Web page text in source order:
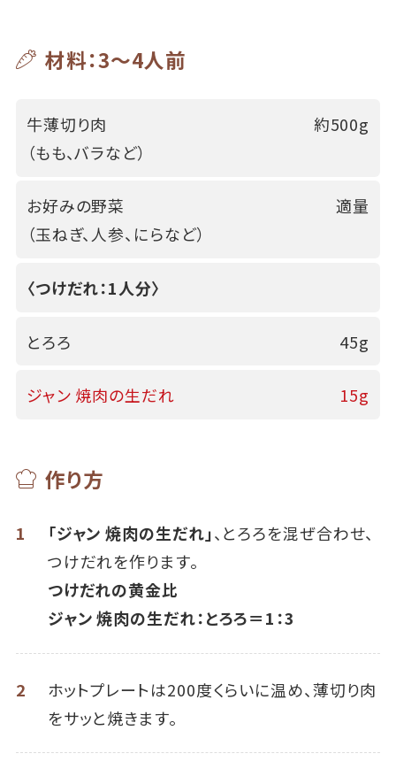
材料：3～4人前
牛薄切り肉
（もも、バラなど）
約500g
お好みの野菜
（玉ねぎ、人参、にらなど）
適量
〈つけだれ：1人分〉
とろろ 45g
ジャン 焼肉の生だれ 15g
作り方
1 「ジャン 焼肉の生だれ」、とろろを混ぜ合わせ、
つけだれを作ります。
つけだれの黄金比
ジャン 焼肉の生だれ：とろろ＝1：3
2
ホットプレートは200度くらいに温め、薄切り肉
をサッと焼きます。